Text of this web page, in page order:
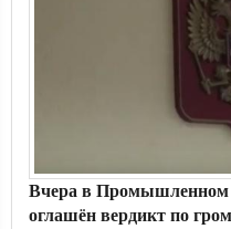
Вчера в Промышленном
оглашён вердикт по